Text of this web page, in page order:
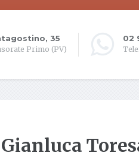
35
Primo (PV)
02